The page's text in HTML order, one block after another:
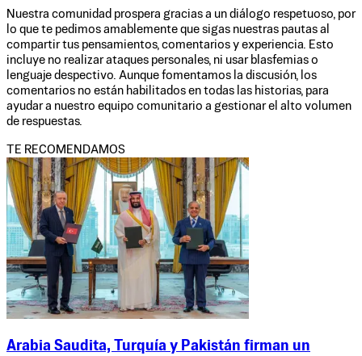
Nuestra comunidad prospera gracias a un diálogo respetuoso, por
lo que te pedimos amablemente que sigas nuestras pautas al
compartir tus pensamientos, comentarios y experiencia. Esto
incluye no realizar ataques personales, ni usar blasfemias o
lenguaje despectivo. Aunque fomentamos la discusión, los
comentarios no están habilitados en todas las historias, para
ayudar a nuestro equipo comunitario a gestionar el alto volumen
de respuestas.
TE RECOMENDAMOS
Arabia Saudita, Turquía y Pakistán firman un